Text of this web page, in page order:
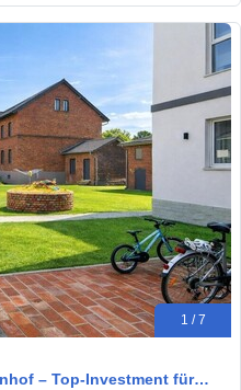
1 / 7
– Top-Investment für…